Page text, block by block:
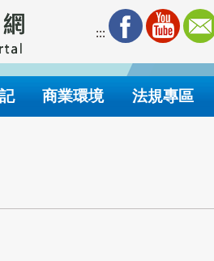
:::
商業環境 法規專區